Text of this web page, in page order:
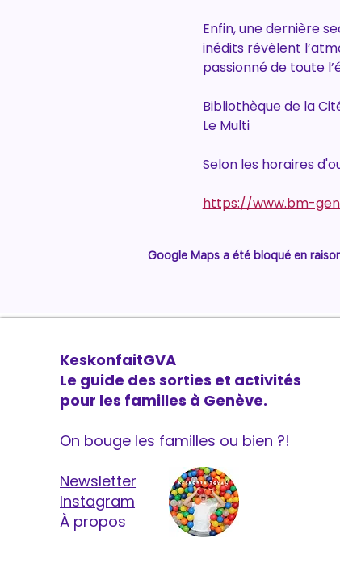
Enfin, une dernière
inédits révèlent
passionné de toute
Bibliothèque de la
Le Multi
Selon les horaires
https://www.bm-
Google Maps a été bloqué en
KeskonfaitGVA
Le guide des sorties et activités
pour les familles à Genève.
On bouge les familles ou bien ?!
Newsletter
Instagram
À propos